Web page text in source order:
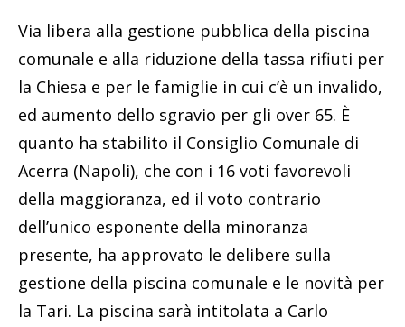
Via libera alla gestione pubblica della piscina
comunale e alla riduzione della tassa rifiuti per
la Chiesa e per le famiglie in cui c’è un invalido,
ed aumento dello sgravio per gli over 65. È
quanto ha stabilito il Consiglio Comunale di
Acerra (Napoli), che con i 16 voti favorevoli
della maggioranza, ed il voto contrario
dell’unico esponente della minoranza
presente, ha approvato le delibere sulla
gestione della piscina comunale e le novità per
la Tari. La piscina sarà intitolata a Carlo